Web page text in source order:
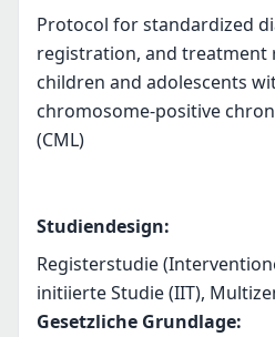
Protocol for standardized
registration, and treatment
children and adolescents
chromosome-positive
(CML)
Studiendesign:
Registerstudie
initiierte Studie (IIT),
Gesetzliche Grundlage: